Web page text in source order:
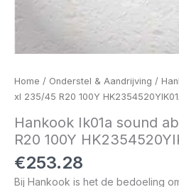
Home / Onderstel & Aandrijving /
xl 235/45 R20 100Y
Hankook Ik01a sound
R20 100Y
€253.28
Bij Hankook is het de bedoeling